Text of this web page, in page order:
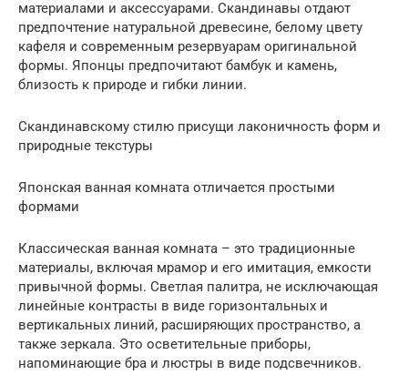
материалами и аксессуарами. Скандинавы отдают
предпочтение натуральной древесине, белому цвету
кафеля и современным резервуарам оригинальной
формы. Японцы предпочитают бамбук и камень,
близость к природе и гибки линии.
Скандинавскому стилю присущи лаконичность форм и
природные текстуры
Японская ванная комната отличается простыми
формами
Классическая ванная комната – это традиционные
материалы, включая мрамор и его имитация, емкости
привычной формы. Светлая палитра, не исключающая
линейные контрасты в виде горизонтальных и
вертикальных линий, расширяющих пространство, а
также зеркала. Это осветительные приборы,
напоминающие бра и люстры в виде подсвечников.